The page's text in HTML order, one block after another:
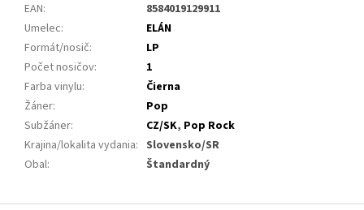
EAN:
8584019129911
Umelec:
ELÁN
Formát/nosič:
LP
Počet nosičov:
1
Farba vinylu:
Čierna
Žáner:
Pop
Subžáner: CZ/SK, Pop Rock
Krajina/lokalita vydania: Slovensko/SR
Obal: Štandardný